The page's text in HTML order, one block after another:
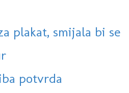
plakat, smijala bi se
potvrda